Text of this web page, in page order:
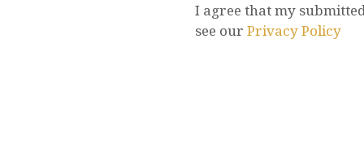
I agree that my
see our Privacy Policy